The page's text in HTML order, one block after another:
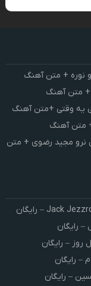
نوره + متن آهنگ
+ متن آهنگ
یه وقتی +متن آهنگ
متن آهنگ
نرو مجید رضوی + متن
رایگان
– رایگان
– رایگان
– رایگان